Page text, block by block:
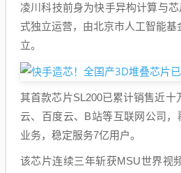
凌川科技前身为快手异构计算与
式独立运营，由北京市人工智能
立。
其首款芯片SL200已累计销售近十
云、百度云、B站等互联网公司，
业务，稳定服务7亿用户。
该芯片连续三年斩获MSU世界视